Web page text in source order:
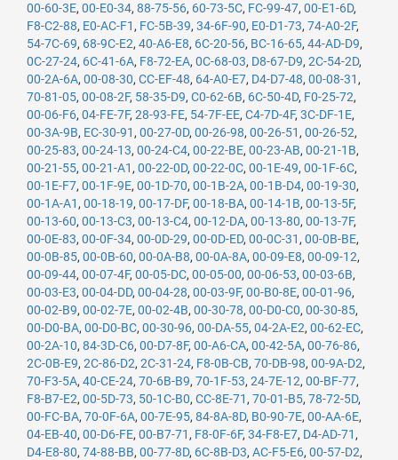
00-60-3E, 00-E0-34, 88-75-56, 60-73-5C, FC-99-47, 00-E1-6D,
F8-C2-88, E0-AC-F1 , FC-5B-39, 34-6F-90, E0-D1-73, 74-A0-2F,
54-7C-69, 68-9C-E2, 40-A6-E8, 6C-20-56, BC-16-65, 44-AD-D9,
0C-27-24, 6C-41-6A, F8-72-EA, 0C-68-03, D8-67-D9, 2C-54-2D,
00-2A-6A, 00-08-30, CC-EF-48, 64-A0-E7, D4-D7-48, 00-08-31 ,
70-81-05, 00-08-2F, 58-35-D9, C0-62-6B, 6C-50-4D, F0-25-72,
00-06-F6, 04-FE-7F, 28-93-FE, 54-7F-EE, C4-7D-4F, 3C-DF-1E,
00-3A-9B, EC-30-91 , 00-27-0D, 00-26-98, 00-26-51 , 00-26-52,
00-25-83, 00-24-13, 00-24-C4, 00-22-BE, 00-23-AB, 00-21-1B,
00-21-55, 00-21-A1 , 00-22-0D, 00-22-0C, 00-1E-49, 00-1F-6C,
00-1E-F7, 00-1F-9E, 00-1D-70, 00-1B-2A, 00-1B-D4, 00-19-30,
00-1A-A1 , 00-18-19, 00-17-DF, 00-18-BA, 00-14-1B, 00-13-5F,
00-13-60, 00-13-C3, 00-13-C4, 00-12-DA, 00-13-80, 00-13-7F,
00-0E-83, 00-0F-34, 00-0D-29, 00-0D-ED, 00-0C-31 , 00-0B-BE,
00-0B-85, 00-0B-60, 00-0A-B8, 00-0A-8A, 00-09-E8, 00-09-12,
00-09-44, 00-07-4F, 00-05-DC, 00-05-00, 00-06-53, 00-03-6B,
00-03-E3, 00-04-DD, 00-04-28, 00-03-9F, 00-B0-8E, 00-01-96,
00-02-B9, 00-02-7E, 00-02-4B, 00-30-78, 00-D0-C0, 00-30-85,
00-D0-BA, 00-D0-BC, 00-30-96, 00-DA-55, 04-2A-E2, 00-62-EC,
00-2A-10, 84-3D-C6, 00-D7-8F, 00-A6-CA, 00-42-5A, 00-76-86,
2C-0B-E9, 2C-86-D2, 2C-31-24, F8-0B-CB, 70-DB-98, 00-9A-D2,
70-F3-5A, 40-CE-24, 70-6B-B9, 70-1F-53, 24-7E-12, 00-BF-77,
F8-B7-E2, 00-5D-73, 50-1C-B0, CC-8E-71 , 70-01-B5, 78-72-5D,
00-FC-BA, 70-0F-6A, 00-7E-95, 84-8A-8D, B0-90-7E, 00-AA-6E,
04-EB-40, 00-D6-FE, 00-B7-71 , F8-0F-6F, 34-F8-E7, D4-AD-71 ,
D4-E8-80, 74-88-BB, 00-77-8D, 6C-8B-D3, AC-F5-E6, 00-57-D2,